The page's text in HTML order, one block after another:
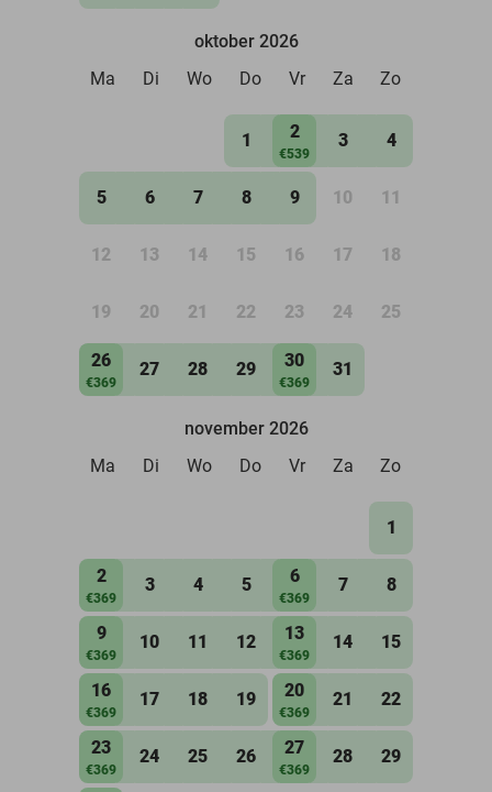
oktober 2026
Ma
Di Wo Do Vr Za Zo
1 2
€539
3 4
5 6 7 8 9 10 11
12 13 14 15 16 17 18
19 20 21 22 23 24 25
26
€369
27 28 29 30
€369
31
november 2026
Ma
Di Wo Do Vr Za Zo
1
2
€369
3 4 5 6
€369
7 8
9
€369
10 11 12 13
€369
14 15
16
€369
17 18 19 20
€369
21 22
23
€369
24 25 26 27
€369
28 29